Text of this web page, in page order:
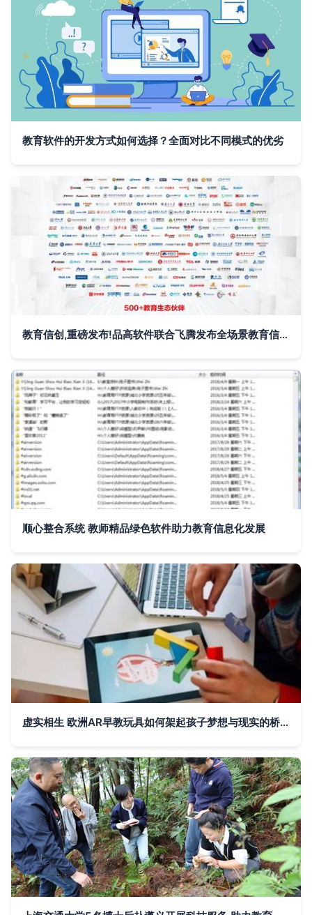
教育软件的开发方式如何选择？全面对比不同模式的优劣
教育信创,重磅发布!品高软件联合飞腾发布全场景教育信创白皮书!
顺心整合系统 教师精品绿色软件助力教育信息化发展
虚实相生 欧洲AR早教玩具如何架起孩子梦想与现实的桥梁